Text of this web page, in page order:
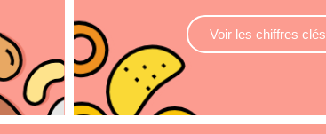
Voir les chiffres clés